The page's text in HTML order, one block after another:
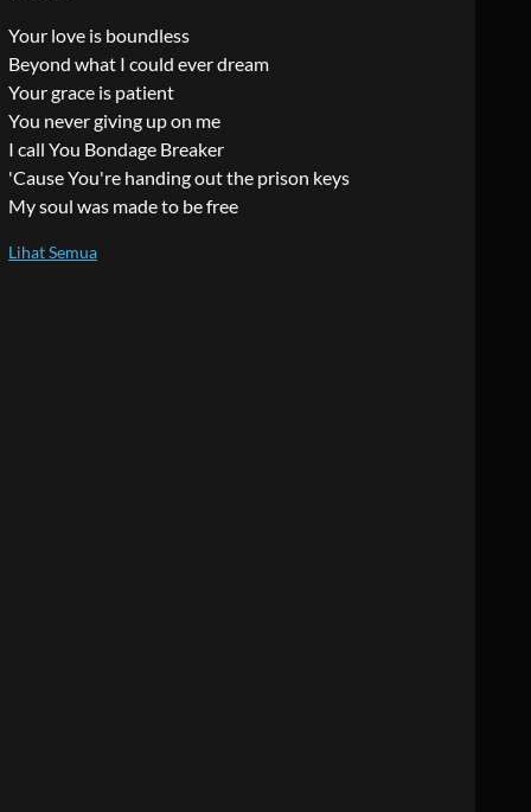
Your love is boundless
Beyond what I could ever dream
Your grace is patient
You never giving up on me
I call You Bondage Breaker
'Cause You're handing out the prison keys
My soul was made to be free